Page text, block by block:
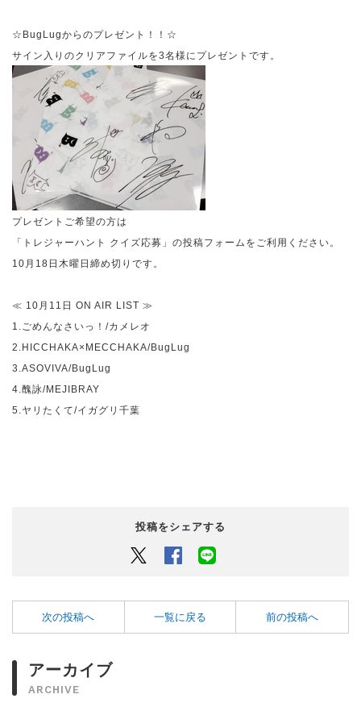
☆ BugLugからのプレゼント！！☆
サイン入りのクリアファイルを3名様にプレゼントです。
プレゼントご希望の方は
「トレジャーハント クイズ応募」の投稿フォームをご利用ください。
10 月 18 日木曜日締め切りです。
≪ 10 月 11 日 ON AIR LIST ≫
1.
ごめんなさいっ！ /カメレオ
2.HICCHAKA× MECCHAKA/BugLug
3.ASOVIVA/BugLug
4. 醜詠/MEJIBRAY
5. ヤリたくて/イガグリ千葉
投稿をシェアする
Twitter Facebook
次の投稿へ 一覧に戻る 前の投稿へ
アーカイブ
ARCHIVE